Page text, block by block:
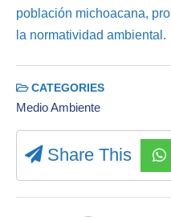
población michoacana,
la normatividad ambiental.
CATEGORIES
Medio Ambiente
Share This